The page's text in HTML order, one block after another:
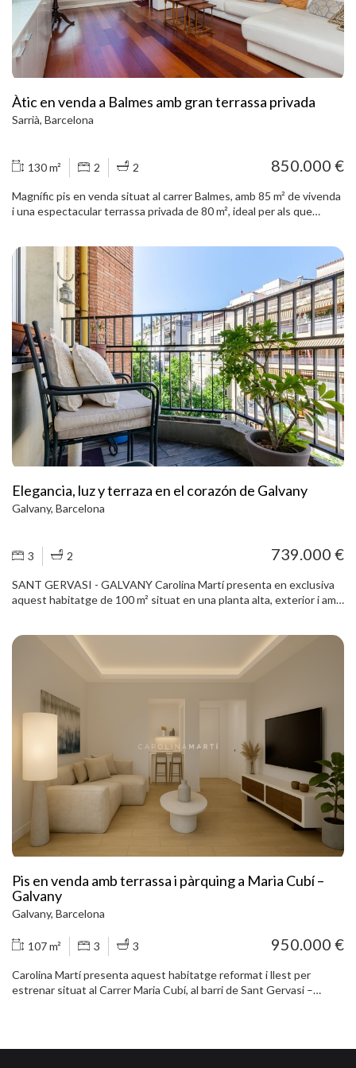
Àtic en venda a Balmes amb gran terrassa privada
Sarrià, Barcelona
130 m² 2 2 850.000 €
Magnífic pis en venda situat al carrer Balmes, amb 85 m² de vivenda
i una espectacular terrassa privada de 80 m², ideal per als que
suite, oferint privadesa i comoditat en cada estada. La zona de dia
es distribueix en un ampli saló-menjador de 25 m² amb sortida
directa a la terrassa, perfecta per crear diferents ambients: zona
chill-out, menjador exterior, espai de relaxació o àrea per gaudir
amb familiars i amics. L´habitatge disposa de terres de parquet, que
aporten calidesa i elegància a tots els espais, a més d´una
distribució funcional que permet aprofitar al màxim els seus 80 m²
interiors. Com a valor afegit, compta amb un traster privat situat a
la terrassa, una solució molt pràctica per a emmagatzematge sense
renunciar a lespai interior de lhabitatge. Una oportunitat única a
Balmes: un pis lluminós, còmode i amb una gran terrassa privada,
ideal com a habitatge habitual o com a propietat exclusiva en una
ubicació privilegiada.
Elegancia, luz y terraza en el corazón de Galvany
Galvany, Barcelona
3 2 739.000 €
SANT GERVASI - GALVANY Carolina Martí presenta en exclusiva
aquest habitatge de 100 m² situat en una planta alta, exterior i amb
una clara separació entre la zona de dia i la zona de nit. Disposa d’un
ampli saló-menjador de planta quadrada, amb sortida directa a una
terrassa de 5 m², cuina tipus office, 3 dormitoris (originalment 4) i 2
banys. Pel que fa als acabats, l’habitatge compta amb terres de
parquet, finestres d’alumini, aire condicionat i calefacció, que
garanteixen confort durant tot l’any. La finca, de magnífica
presència, disposa d’un vestíbul reformat i servei de dos ascensors,
que aporten comoditat i representativitat des de l’entrada. La seva
ubicació és excel·lent: al carrer Aribau, al costat de Laforja, a tocar
del cor de Galvany, envoltada de comerços, restaurants, gimnasos,
serveis i de l’emblemàtic Mercat de Galvany. A més, es troba a
només 5 minuts a peu de l’Avinguda Diagonal i de Via Augusta. Molt
ben comunicada mitjançant transport públic, amb Ferrocarrils de la
Generalitat i diverses línies d’autobús als voltants. Un habitatge
lluminós, funcional i amb terrassa en una de les zones residencials
Pis en venda amb terrassa i pàrquing a Maria Cubí –
Galvany
Galvany, Barcelona
107 m² 3 3 950.000 €
Carolina Martí presenta aquest habitatge reformat i llest per
estrenar situat al Carrer Maria Cubí, al barri de Sant Gervasi –
planta exterior amb ascensor dins d’una finca de 1971, ben